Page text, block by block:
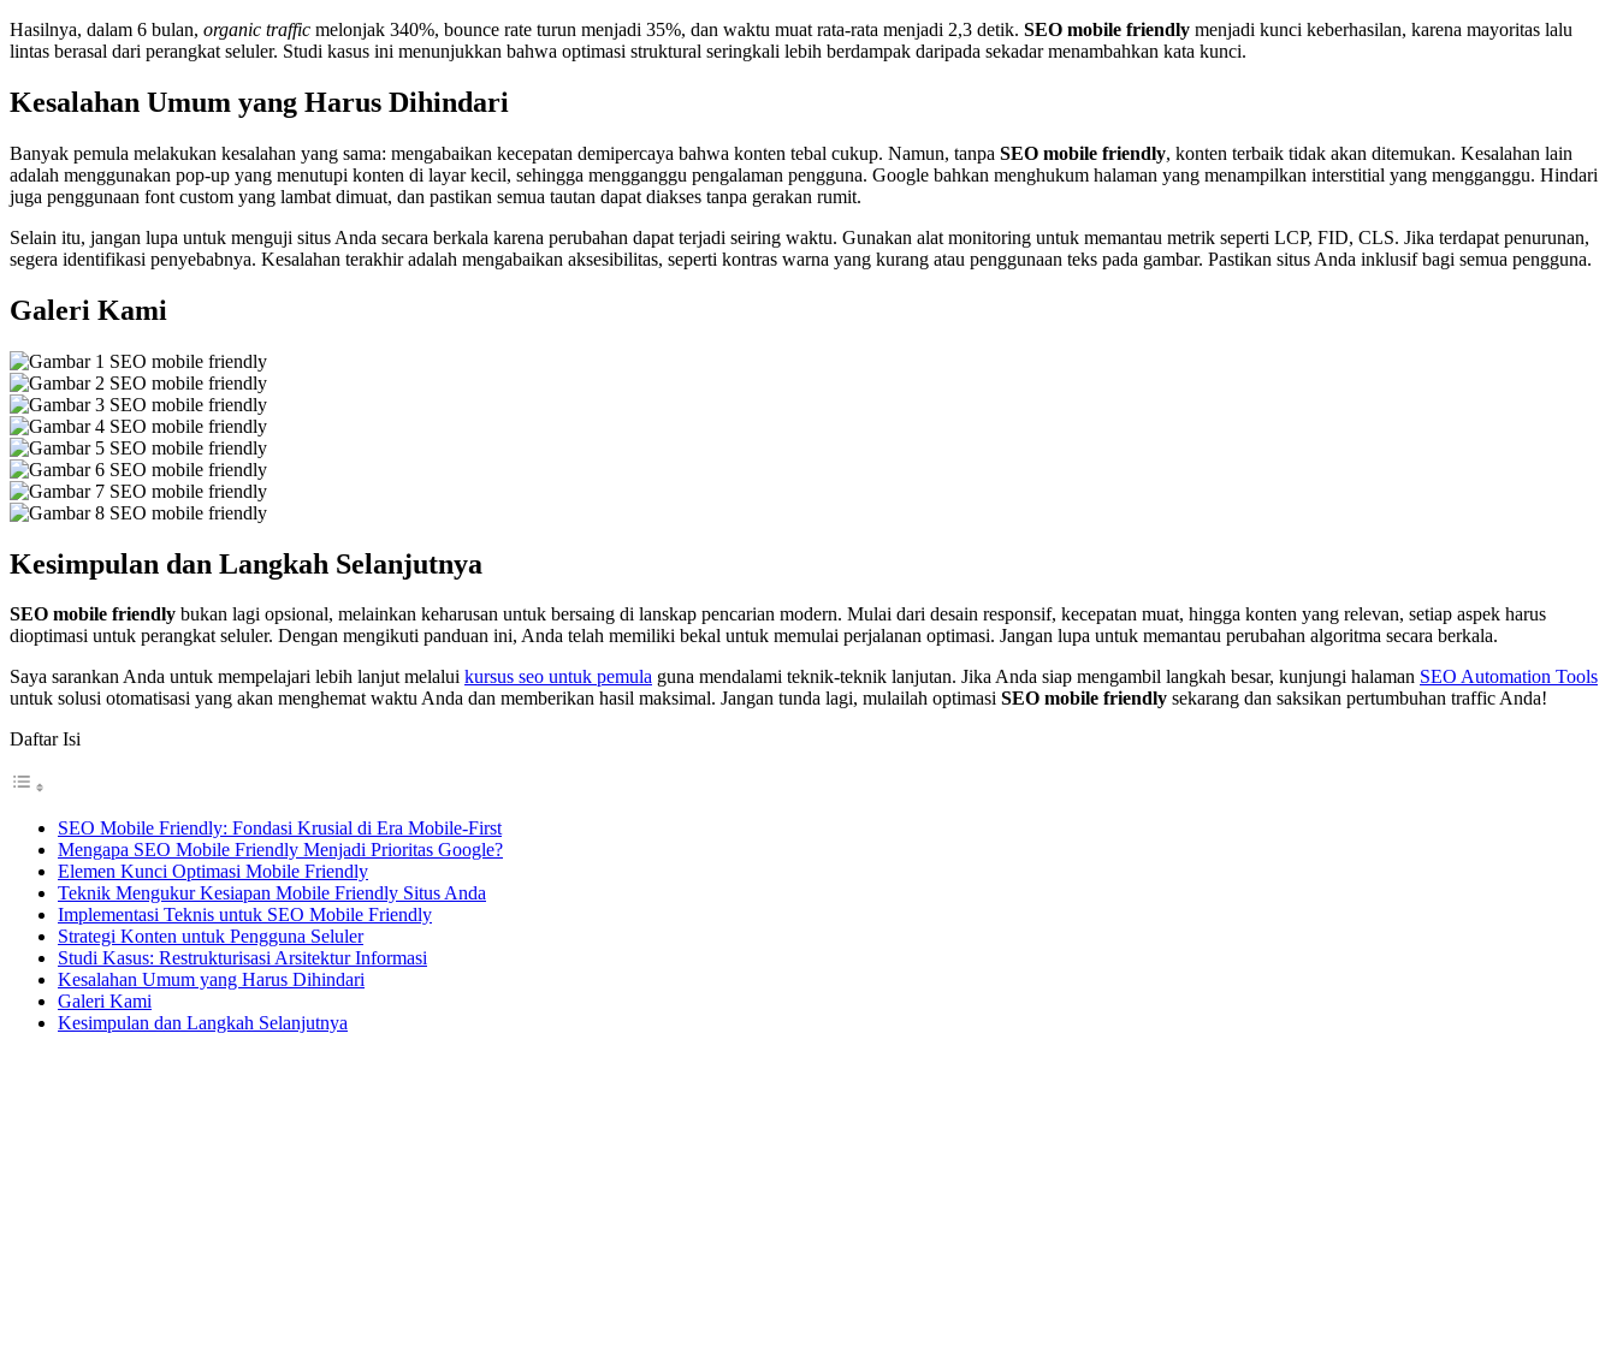
Hasilnya, dalam 6 bulan, organic traffic melonjak 340%, bounce rate turun menjadi 35%, dan waktu muat rata-rata menjadi 2,3 detik. SEO mobile friendly menjadi kunci keberhasilan, karena mayoritas lalu
lintas berasal dari perangkat seluler. Studi kasus ini menunjukkan bahwa optimasi struktural seringkali lebih berdampak daripada sekadar menambahkan kata kunci.
Kesalahan Umum yang Harus Dihindari
Banyak pemula melakukan kesalahan yang sama: mengabaikan kecepatan demipercaya bahwa konten tebal cukup. Namun, tanpa SEO mobile friendly, konten terbaik tidak akan ditemukan. Kesalahan lain
adalah menggunakan pop-up yang menutupi konten di layar kecil, sehingga mengganggu pengalaman pengguna. Google bahkan menghukum halaman yang menampilkan interstitial yang mengganggu. Hindari
juga penggunaan font custom yang lambat dimuat, dan pastikan semua tautan dapat diakses tanpa gerakan rumit.
Selain itu, jangan lupa untuk menguji situs Anda secara berkala karena perubahan dapat terjadi seiring waktu. Gunakan alat monitoring untuk memantau metrik seperti LCP, FID, CLS. Jika terdapat penurunan,
segera identifikasi penyebabnya. Kesalahan terakhir adalah mengabaikan aksesibilitas, seperti kontras warna yang kurang atau penggunaan teks pada gambar. Pastikan situs Anda inklusif bagi semua pengguna.
Galeri Kami
Kesimpulan dan Langkah Selanjutnya
SEO mobile friendly bukan lagi opsional, melainkan keharusan untuk bersaing di lanskap pencarian modern. Mulai dari desain responsif, kecepatan muat, hingga konten yang relevan, setiap aspek harus
dioptimasi untuk perangkat seluler. Dengan mengikuti panduan ini, Anda telah memiliki bekal untuk memulai perjalanan optimasi. Jangan lupa untuk memantau perubahan algoritma secara berkala.
Saya sarankan Anda untuk mempelajari lebih lanjut melalui kursus seo untuk pemula guna mendalami teknik-teknik lanjutan. Jika Anda siap mengambil langkah besar, kunjungi halaman SEO Automation Tools
untuk solusi otomatisasi yang akan menghemat waktu Anda dan memberikan hasil maksimal. Jangan tunda lagi, mulailah optimasi SEO mobile friendly sekarang dan saksikan pertumbuhan traffic Anda!
Daftar Isi
SEO Mobile Friendly: Fondasi Krusial di Era Mobile-First
Mengapa SEO Mobile Friendly Menjadi Prioritas Google?
Elemen Kunci Optimasi Mobile Friendly
Teknik Mengukur Kesiapan Mobile Friendly Situs Anda
Implementasi Teknis untuk SEO Mobile Friendly
Strategi Konten untuk Pengguna Seluler
Studi Kasus: Restrukturisasi Arsitektur Informasi
Kesalahan Umum yang Harus Dihindari
Galeri Kami
Kesimpulan dan Langkah Selanjutnya